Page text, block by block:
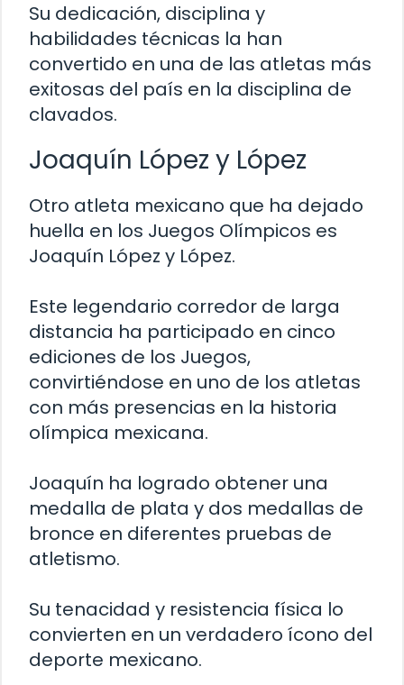
Su dedicación, disciplina y
habilidades técnicas la han
convertido en una de las atletas más
exitosas del país en la disciplina de
clavados.
Joaquín López y López
Otro atleta mexicano que ha dejado
huella en los Juegos Olímpicos es
Joaquín López y López.
Este legendario corredor de larga
distancia ha participado en cinco
ediciones de los Juegos,
convirtiéndose en uno de los atletas
con más presencias en la historia
olímpica mexicana.
Joaquín ha logrado obtener una
medalla de plata y dos medallas de
bronce en diferentes pruebas de
atletismo.
Su tenacidad y resistencia física lo
convierten en un verdadero ícono del
deporte mexicano.